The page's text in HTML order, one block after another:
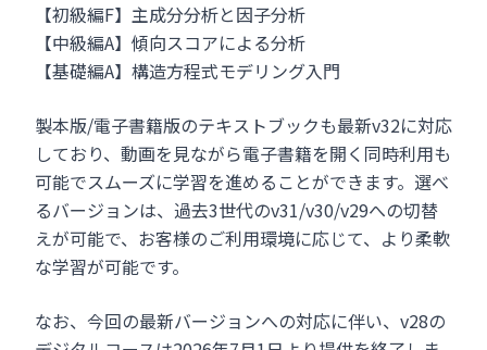
【初級編F】主成分分析と因子分析
【中級編A】傾向スコアによる分析
【基礎編A】構造方程式モデリング入門
製本版/電子書籍版のテキストブックも最新v32に対応
しており、動画を見ながら電子書籍を開く同時利用も
可能でスムーズに学習を進めることができます。選べ
るバージョンは、過去3世代のv31/v30/v29への切替
えが可能で、お客様のご利用環境に応じて、より柔軟
な学習が可能です。
なお、今回の最新バージョンへの対応に伴い、v28の